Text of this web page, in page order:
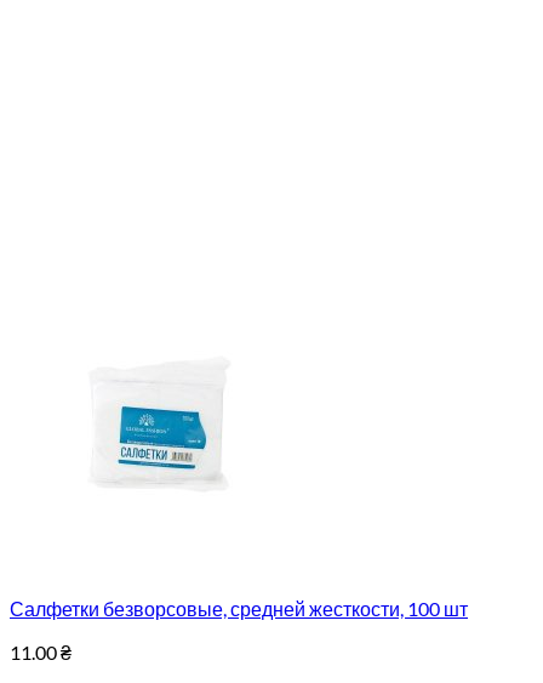
Салфетки безворсовые, средней жесткости, 100 шт
11.00₴